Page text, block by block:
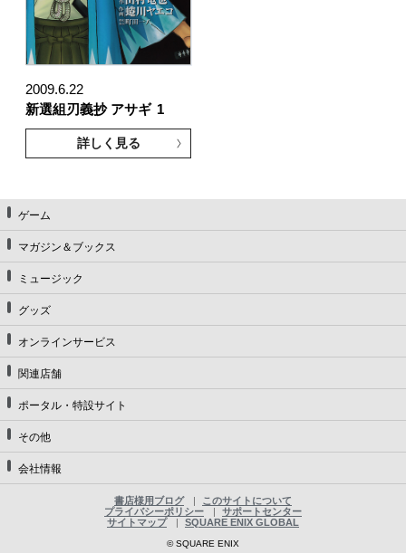
2009.6.22
新選組刃義抄 アサギ 1
詳しく見る
ゲーム
マガジン＆ブックス
ミュージック
グッズ
オンラインサービス
関連店舗
ポータル・特設サイト
その他
会社情報
書店様用ブログ
このサイトについて
プライバシーポリシー
サポートセンター
サイトマップ
SQUARE ENIX GLOBAL
© SQUARE ENIX